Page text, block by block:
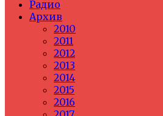
Радио
Архив
2010
2011
2012
2013
2014
2015
2016